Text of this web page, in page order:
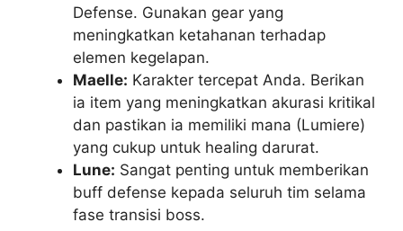
Defense. Gunakan gear yang
meningkatkan ketahanan terhadap
elemen kegelapan.
Maelle: Karakter tercepat Anda. Berikan
ia item yang meningkatkan akurasi kritikal
dan pastikan ia memiliki mana (Lumiere)
yang cukup untuk healing darurat.
Lune: Sangat penting untuk memberikan
buff defense kepada seluruh tim selama
fase transisi boss.